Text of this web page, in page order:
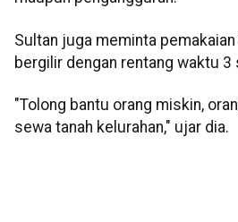
Sultan juga meminta
bergilir dengan rentang waktu 3
"Tolong bantu orang miskin,
sewa tanah kelurahan," ujar dia.